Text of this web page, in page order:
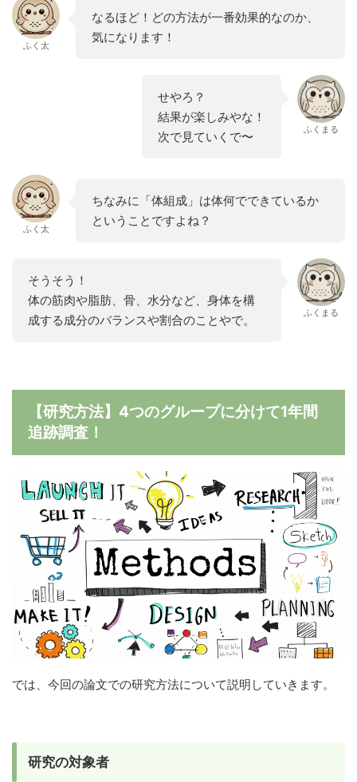
ふく太
なるほど！どの方法が一番効果的なのか、
気になります！
せやろ？
結果が楽しみやな！
次で見ていくで〜
ふくまる
ふく太
ちなみに「体組成」は体何でできているか
ということですよね？
そうそう！
体の筋肉や脂肪、骨、水分など、身体を構
成する成分のバランスや割合のことやで。
ふくまる
【研究方法】4つのグループに分けて1年間
追跡調査！
では、今回の論文での研究方法について説明していきます。
研究の対象者